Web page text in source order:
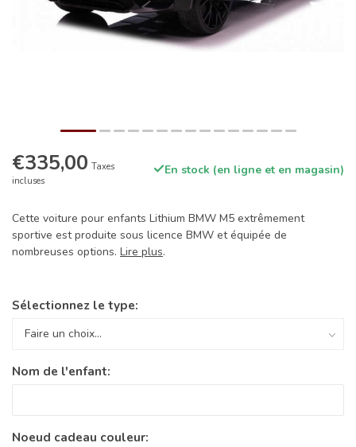
€335,00 Taxes
incluses
En stock (en ligne et en magasin)
Cette voiture pour enfants Lithium BMW M5 extrêmement
sportive est produite sous licence BMW et équipée de
nombreuses options. Lire plus.
Sélectionnez le type:
Nom de l'enfant:
Noeud cadeau couleur: